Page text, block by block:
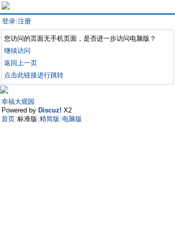
登录 注册
您访问的页面无手机页面，是否进一步访问电脑版？
继续访问
返回上一页
点击此链接进行跳转
幸福大观园
Powered by Discuz! X2
首页 标准版 精简版 电脑版